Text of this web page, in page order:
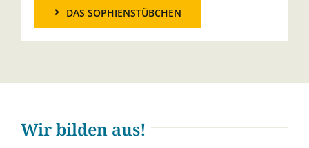
DAS SOPHIENSTÜBCHEN
Wir bilden aus!